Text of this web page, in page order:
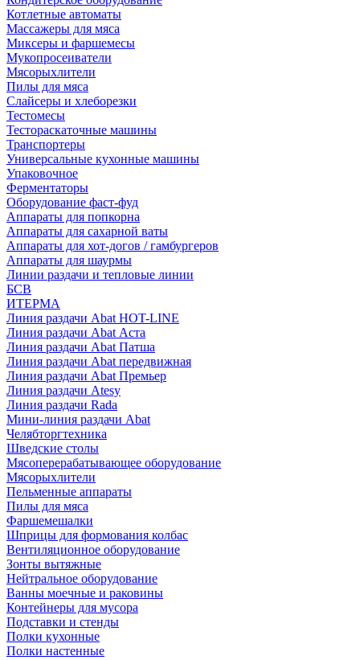
Котлетные автоматы
Массажеры для мяса
Миксеры и фаршемесы
Мукопросеиватели
Мясорыхлители
Пилы для мяса
Слайсеры и хлеборезки
Тестомесы
Тестораскаточные машины
Транспортеры
Универсальные кухонные машины
Упаковочное
Ферментаторы
Оборудование фаст-фуд
Аппараты для попкорна
Аппараты для сахарной ваты
Аппараты для хот-догов / гамбургеров
Аппараты для шаурмы
Линии раздачи и тепловые линии
БСВ
ИТЕРМА
Линия раздачи Abat HOT-LINE
Линия раздачи Abat Аста
Линия раздачи Abat Патша
Линия раздачи Abat передвижная
Линия раздачи Abat Премьер
Линия раздачи Atesy
Линия раздачи Rada
Мини-линия раздачи Abat
Челябторгтехника
Шведские столы
Мясоперерабатывающее оборудование
Мясорыхлители
Пельменные аппараты
Пилы для мяса
Фаршемешалки
Шприцы для формования колбас
Вентиляционное оборудование
Зонты вытяжные
Нейтральное оборудование
Ванны моечные и раковины
Контейнеры для мусора
Подставки и стенды
Полки кухонные
Полки настенные